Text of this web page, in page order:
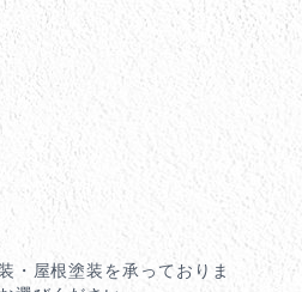
・屋根塗装を承っておりま